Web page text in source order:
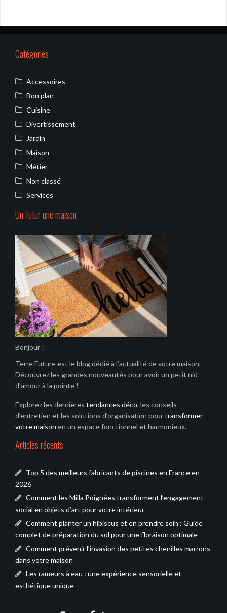
Catégories
Accessoires
Bon plan
Cuisine
Divertissement
Jardin
Maison
Métier
Non classé
Services
Un futur une maison
Bonjour !
Terre Future est le blog dédié à l’actualité de votre maison.
Découvrez les grandes nouveautés pour avoir un petit nid
d’amour à la pointe !
Explorez les dernières tendances déco, les conseils
d’entretien et les solutions d’organisation pourtransformer
votre maison en un espace fonctionnel et harmonieux.
Articles récents
Top 5 des meilleurs fabricants de piscines en France en
2026
Comment les Milla Poignées transforment l’engagement
social en objets d’art pour votre intérieur
Comment planter un hibiscus et en prendre soin : Guide
complet de préparation du sol pour une floraison optimale
Comment prévenir l’invasion des petites chenilles marrons
dans votre maison
Les rameurs à eau : une expérience sensorielle et
esthétique unique